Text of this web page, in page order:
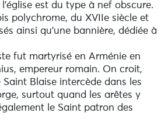
l'église est du type à nef obscure.
polychrome, du XVIIe siècle et
ainsi qu'une bannière, dédiée à
fut martyrisé en Arménie en
empereur romain. On croit,
Blaise intercède dans les
surtout quand les arêtes y
le Saint patron des